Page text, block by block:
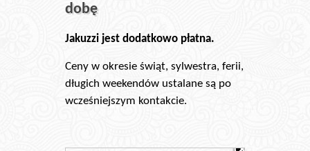
dobę
Jakuzzi jest dodatkowo płatna.
Ceny w okresie świąt, sylwestra, ferii,
długich weekendów ustalane są po
wcześniejszym kontakcie.